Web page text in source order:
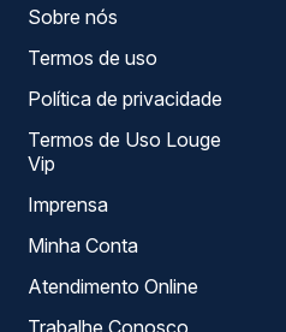
Sobre nós
Termos de uso
Política de privacidade
Termos de Uso Louge
Vip
Imprensa
Minha Conta
Atendimento Online
Trabalhe Conosco